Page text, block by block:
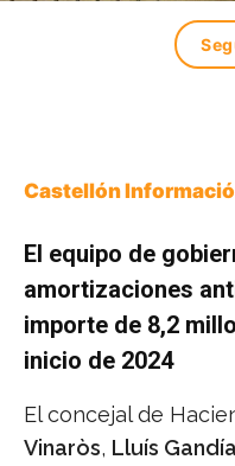
Castellón
El equipo de
amortizaciones
importe de 8,2
inicio de 2024
El concejal de
Vinaròs, Lluís Gandía